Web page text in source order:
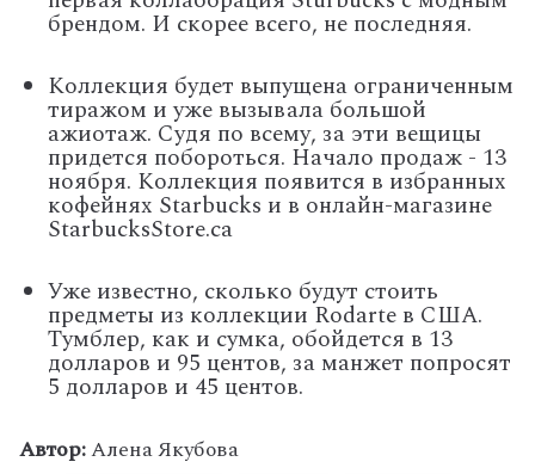
брендом. И скорее всего, не последняя.
Коллекция будет выпущена ограниченным
тиражом и уже вызывала большой
ажиотаж. Судя по всему, за эти вещицы
придется побороться. Начало продаж - 13
ноября. Коллекция появится в избранных
кофейнях Starbucks и в онлайн-магазине
StarbucksStore.ca
Уже известно, сколько будут стоить
предметы из коллекции Rodarte в США.
Тумблер, как и сумка, обойдется в 13
долларов и 95 центов, за манжет попросят
5 долларов и 45 центов.
Автор:Алена Якубова